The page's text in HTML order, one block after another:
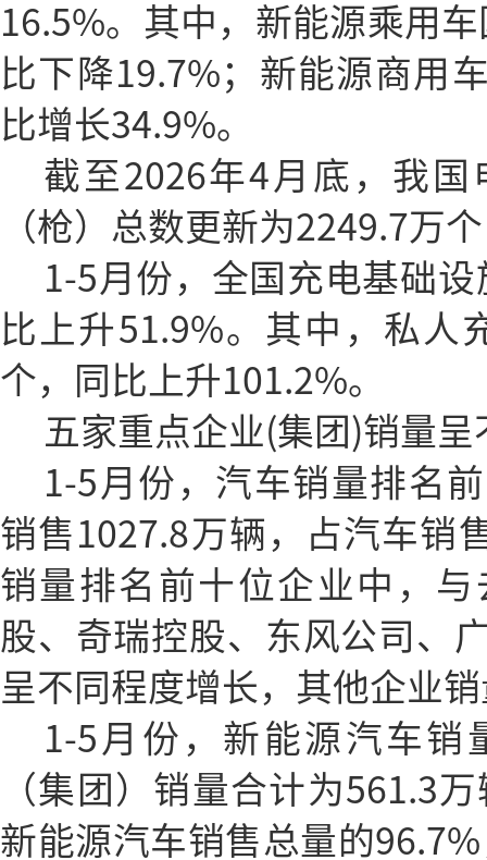
16.5%。其中，新能源乘用
比下降19.7%；新能源商用
比增长34.9%。
截至2026年4月底，我
（枪）总数更新为2249.7万
1-5月份，全国充电基础
比上升51.9%。其中，私人
个，同比上升101.2%。
五家重点企业(集团)销量
1-5月份，汽车销量排名
销售1027.8万辆，占汽车销
销量排名前十位企业中，
股、奇瑞控股、东风公司、
呈不同程度增长，其他企业
1-5月份，新能源汽车销
（集团）销量合计为561.3
新能源汽车销售总量的